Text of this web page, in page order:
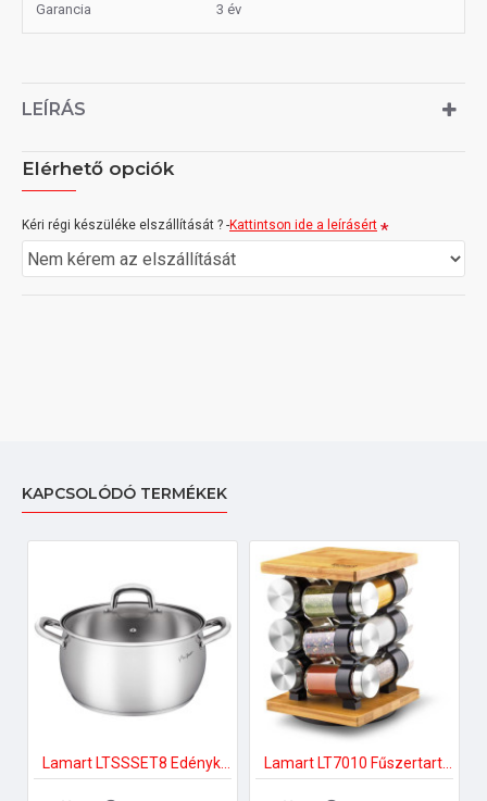
Garancia 3 év
LEÍRÁS
Elérhető opciók
Kéri régi készüléke elszállítását ? -Kattintson ide a leírásért
KAPCSOLÓDÓ TERMÉKEK
Lamart LT7010 Fűszertartó készlet